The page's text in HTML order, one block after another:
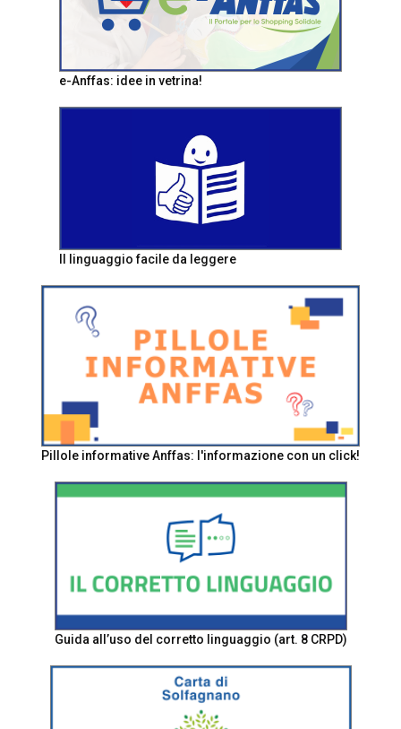
e-Anffas: idee in vetrina!
Il linguaggio facile da leggere
Pillole informative Anffas: l'informazione con un click!
Guida all’uso del corretto linguaggio (art. 8 CRPD)